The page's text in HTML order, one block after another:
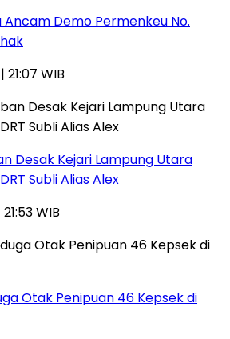
Demo Permenkeu No.
WIB
Desak Kejari Lampung Utara
Subli Alias Alex
WIB
Otak Penipuan 46 Kepsek di